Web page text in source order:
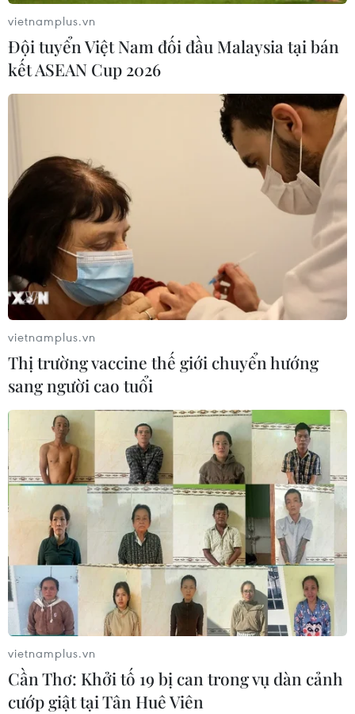
Vinamilk tiết kiệm 3 triệu USD mỗi năm
nhờ hệ thống điều phối đơn hàng tự
29/09/2025 04:04
Không chỉ giúp tiết giảm chi phí nhân công, hệ thống
điều phối đơn hàng tự động do Vinamilk phát triển còn
mở ra cánh cửa gia tăng hiệu quả vận hành và khả
năng mở rộng quy mô vượt trội.
Bật mí món Việt xuất hiện trong
sự kiện đón tàu Hải quân Hoàng gia Anh
Tại sự kiện đón tàu Hải quân Hoàng gia Anh tại Thành
phố Hồ Chí Minh, nhiều khách quốc tế bày tỏ sự thích
thú khi lần đầu trải nghiệm những ly kem, sữa chua hay
trà kombucha mát lành từ Vinamilk.
vietnamplus.vn
Đội tuyển Việt Nam đối đầu Malaysia tại bán
kết ASEAN Cup 2026
vietnamplus.vn
Thị trường vaccine thế giới chuyển hướng
sang người cao tuổi
vietnamplus.vn
Cần Thơ: Khởi tố 19 bị can trong vụ dàn cảnh
cướp giật tại Tân Huê Viên